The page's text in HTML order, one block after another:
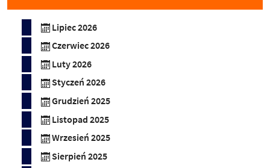
Lipiec 2026
Czerwiec 2026
Luty 2026
Styczeń 2026
Grudzień 2025
Listopad 2025
Wrzesień 2025
Sierpień 2025